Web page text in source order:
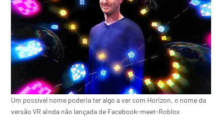
Um possível nome poderia ter algo a ver com Horizon, o nome da
versão VR ainda não lançada de Facebook-meet-Roblox